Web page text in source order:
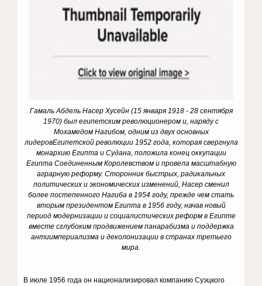
Гамаль Абдель Насер Хусейн (15 января 1918 - 28 сентября
1970) был египетским революционером и, наряду с
Мохамедом Нагибом, одним из двух основных
лидеровЕгипетской революции 1952 года, которая свергнула
монархию Египта и Судана, положила конец оккупации
Египта Соединенным Королевством и провела масштабную
аграрную реформу. Сторонник быстрых, радикальных
политических и экономических изменений, Насер сменил
более постепенного Нагиба в 1954 году, прежде чем стать
вторым президентом Египта в 1956 году, начав новый
период модернизации и социалистических реформ в Египте
вместе сглубоким продвижением панарабизма и поддержка
антиимпериализма и деколонизации в странах третьего
мира.
В июле 1956 года он национализировал компанию Суэцкого